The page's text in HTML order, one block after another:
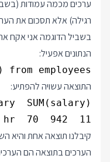
ערכים מכמה עמודות
רגילה) אלא תסכום את
הנתונים אפעיל:
employees;
התוצאה עשויה להפתיע:
11  Diane   London  hr  70  942
קיבלנו תוצאה אחת והיא
הערכים בתוצאה הם